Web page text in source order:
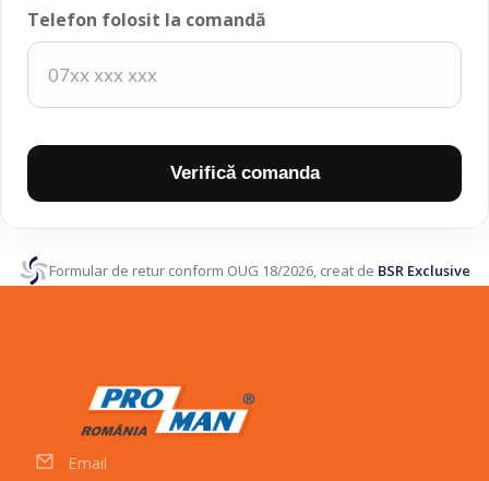
Telefon folosit la comandă
Verifică comanda
Formular de retur conform OUG 18/2026, creat de BSR Exclusive
Email